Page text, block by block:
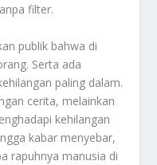
filter.
publik bahwa di
Serta ada
paling dalam.
cerita, melainkan
kehilangan
kabar menyebar,
rapuhnya manusia di